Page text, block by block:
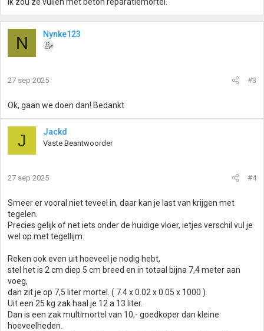
N Nynke123
27 sep 2025 #3
Ok, gaan we doen dan! Bedankt
J Jackd
Vaste Beantwoorder
27 sep 2025 #4
Smeer er vooral niet teveel in, daar kan je last van krijgen met
tegelen.
Precies gelijk of net iets onder de huidige vloer, ietjes verschil vul je
wel op met tegellijm.
Reken ook even uit hoeveel je nodig hebt,
stel het is 2 cm diep 5 cm breed en in totaal bijna 7,4 meter aan
voeg,
dan zit je op 7,5 liter mortel. ( 7.4 x 0.02 x 0.05 x 1000 )
Uit een 25 kg zak haal je 12 a 13 liter.
Dan is een zak multimortel van 10,- goedkoper dan kleine
hoeveelheden.